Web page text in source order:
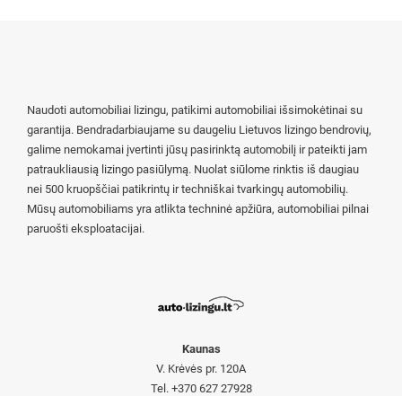
Naudoti automobiliai lizingu, patikimi automobiliai išsimokėtinai su
garantija. Bendradarbiaujame su daugeliu Lietuvos lizingo bendrovių,
galime nemokamai įvertinti jūsų pasirinktą automobilį ir pateikti jam
patraukliausią lizingo pasiūlymą. Nuolat siūlome rinktis iš daugiau
nei 500 kruopščiai patikrintų ir techniškai tvarkingų automobilių.
Mūsų automobiliams yra atlikta techninė apžiūra, automobiliai pilnai
paruošti eksploatacijai.
Kaunas
V. Krėvės pr. 120A
Tel. +370 627 27928